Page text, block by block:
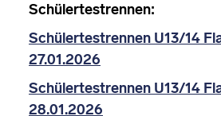
Schülertestrennen:
Schülertestrennen U13/14
27.01.2026
Schülertestrennen U13/14
28.01.2026